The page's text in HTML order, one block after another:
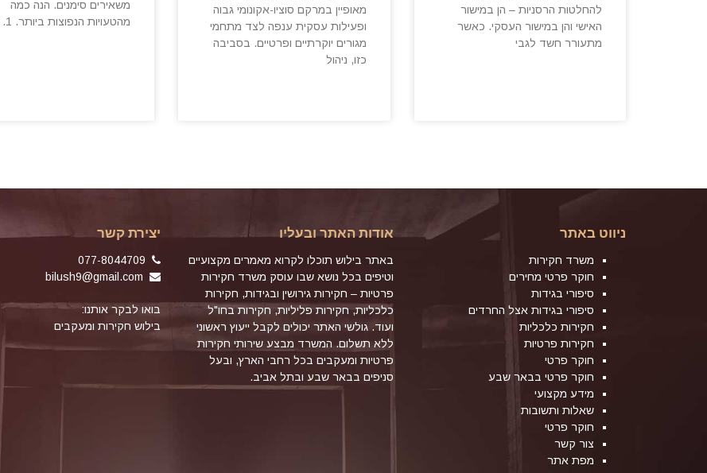
להחלטות הרסניות – הן במישור
האישי והן במישור העסקי. כאשר
מתעורר חשד לגבי
מאופיין במרקם סוציו-אקונומי גבוה
ופעילות עסקית ענפה לצד מתחמי
מגורים יוקרתיים ופרטיים. בסביבה
כזו, ניהול
משאירים סימנים. הנה כמה
מהטעויות הנפוצות ביותר. 1. שינוי
ניווט באתר
משרד חקירות
חוקר פרטי מחירים
סיפורי בגידות
סיפורי בגידות אצל החרדים
חקירות כלכליות
חקירות פרטיות
חוקר פרטי
חוקר פרטי בבאר שבע
מידע מקצועי
שאלות ותשובות
חוקר פרטי
צור קשר
מפת אתר
אודות האתר ובעליו
באתר בילוש תוכלו לקרוא מאמרים מקצועיים
וטיפים בכל נושא שבו עוסק משרד חקירות
פרטיות – חקירות גירושין ובגידות, חקירות
כלכליות, חקירות פליליות, חקירות בחו"ל
ועוד. גולשי האתר יכולים לקבל ייעוץ ראשוני
ללא תשלום. המשרד מבצע שירותי חקירות
פרטיות ומעקבים בכל רחבי הארץ, ובעל
סניפים בבאר שבע ובתל אביב.
יצירת קשר
bilush9@gmail.com
בואו לבקר אותנו:
בילוש חקירות ומעקבים